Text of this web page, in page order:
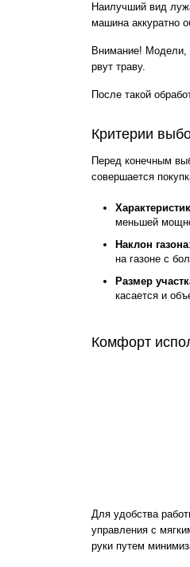
Наилучший вид
машина аккуратно
Внимание! Модели,
рвут траву.
После такой
Критерии
Перед конечным
совершается
меньшей
Наклон газона
на газоне с
Размер
касается и
Комфорт
Для удобства
управления с
руки путем